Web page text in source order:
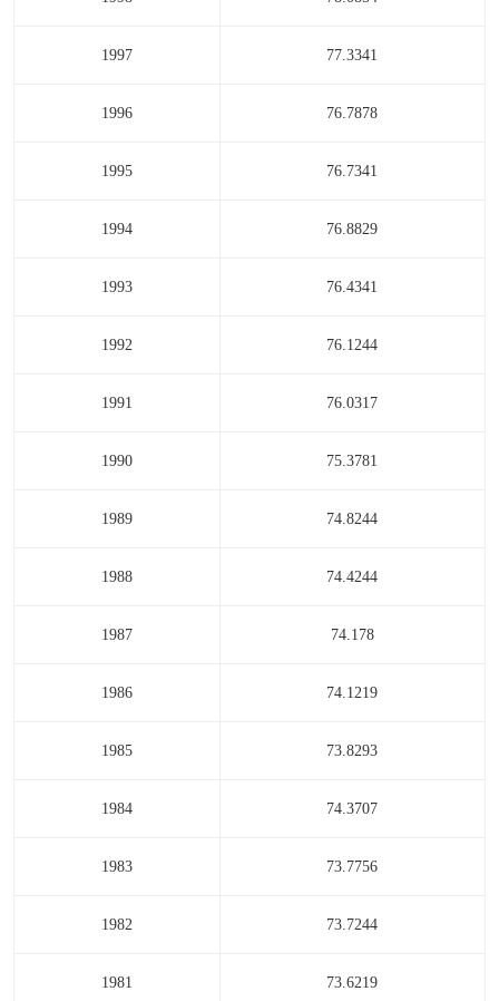
1997 77.3341
1996 76.7878
1995 76.7341
1994 76.8829
1993 76.4341
1992 76.1244
1991 76.0317
1990 75.3781
1989 74.8244
1988 74.4244
1987 74.178
1986 74.1219
1985 73.8293
1984 74.3707
1983 73.7756
1982 73.7244
1981 73.6219